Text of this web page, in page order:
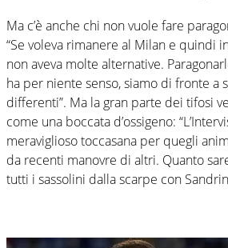
Ma c’è anche chi non vuole fare
“Se voleva rimanere al Milan e quindi
non aveva molte alternative.
ha per niente senso, siamo di fronte a
differenti”. Ma la gran parte dei tifosi
come una boccata d’ossigeno:
meraviglioso toccasana per quegli
da recenti manovre di altri. Quanto
tutti i sassolini dalla scarpe con